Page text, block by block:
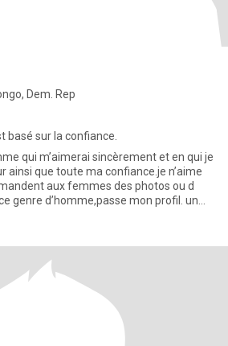
Dem. Rep
basé sur la confiance.
qui m’aimerai sincèrement et en qui je
ainsi que toute ma confiance.je n’aime
aux femmes des photos ou d
genre d’homme,passe mon profil. un